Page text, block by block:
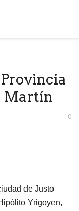
Martín
0
de Justo
Yrigoyen,